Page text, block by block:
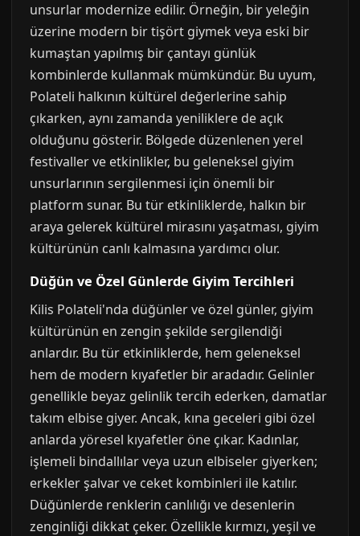
unsurlar modernize edilir. Örneğin, bir yeleğin
üzerine modern bir tişört giymek veya eski bir
kumaştan yapılmış bir çantayı günlük
kombinlerde kullanmak mümkündür. Bu uyum,
Polateli halkının kültürel değerlerine sahip
çıkarken, aynı zamanda yeniliklere de açık
olduğunu gösterir. Bölgede düzenlenen yerel
festivaller ve etkinlikler, bu geleneksel giyim
unsurlarının sergilenmesi için önemli bir
platform sunar. Bu tür etkinliklerde, halkın bir
araya gelerek kültürel mirasını yaşatması, giyim
kültürünün canlı kalmasına yardımcı olur.
Düğün ve Özel Günlerde Giyim Tercihleri
Kilis Polateli'nda düğünler ve özel günler, giyim
kültürünün en zengin şekilde sergilendiği
anlardır. Bu tür etkinliklerde, hem geleneksel
hem de modern kıyafetler bir aradadır. Gelinler
genellikle beyaz gelinlik tercih ederken, damatlar
takım elbise giyer. Ancak, kına geceleri gibi özel
anlarda yöresel kıyafetler öne çıkar. Kadınlar,
işlemeli bindallılar veya uzun elbiseler giyerken;
erkekler şalvar ve ceket kombinleri ile katılır.
Düğünlerde renklerin canlılığı ve desenlerin
zenginliği dikkat çeker. Özellikle kırmızı, yeşil ve